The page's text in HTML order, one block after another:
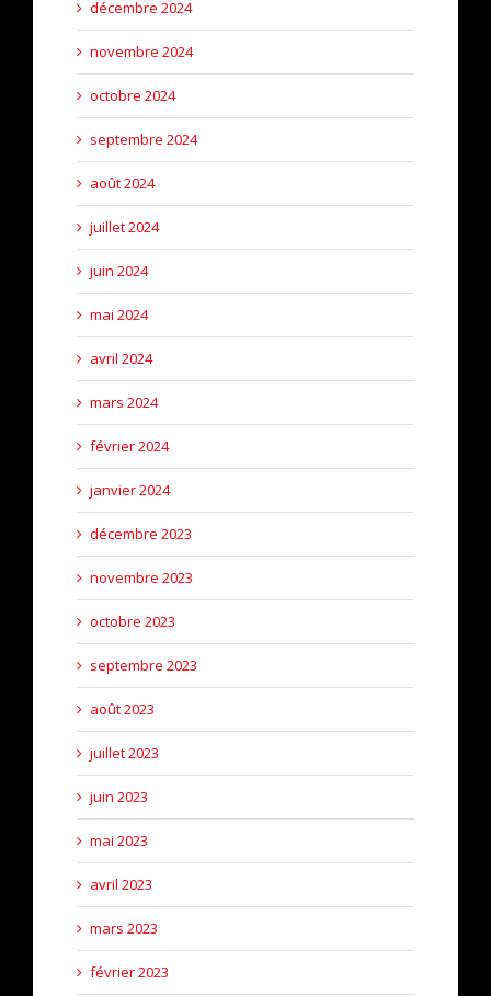
décembre 2024
novembre 2024
octobre 2024
septembre 2024
août 2024
juillet 2024
juin 2024
mai 2024
avril 2024
mars 2024
février 2024
janvier 2024
décembre 2023
novembre 2023
octobre 2023
septembre 2023
août 2023
juillet 2023
juin 2023
mai 2023
avril 2023
mars 2023
février 2023